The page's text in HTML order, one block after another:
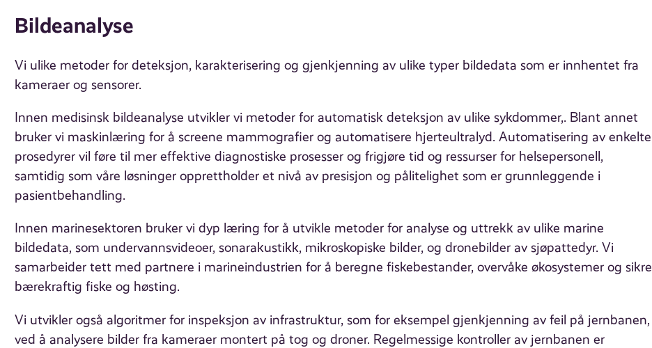
Bildeanalyse
Vi ulike metoder for deteksjon, karakterisering og gjenkjenning av ulike typer bildedata som er innhentet fra
kameraer og sensorer.
Innen medisinsk bildeanalyse utvikler vi metoder for automatisk deteksjon av ulike sykdommer,. Blant annet
bruker vi maskinlæring for å screene mammografier og automatisere hjerteultralyd. Automatisering av enkelte
prosedyrer vil føre til mer effektive diagnostiske prosesser og frigjøre tid og ressurser for helsepersonell,
samtidig som våre løsninger opprettholder et nivå av presisjon og pålitelighet som er grunnleggende i
pasientbehandling.
Innen marinesektoren bruker vi dyp læring for å utvikle metoder for analyse og uttrekk av ulike marine
bildedata, som undervannsvideoer, sonarakustikk, mikroskopiske bilder, og dronebilder av sjøpattedyr. Vi
samarbeider tett med partnere i marineindustrien for å beregne fiskebestander, overvåke økosystemer og sikre
bærekraftig fiske og høsting.
Vi utvikler også algoritmer for inspeksjon av infrastruktur, som for eksempel gjenkjenning av feil på jernbanen,
ved å analysere bilder fra kameraer montert på tog og droner. Regelmessige kontroller av jernbanen er